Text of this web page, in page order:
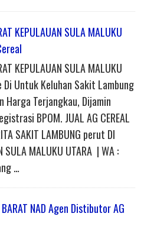
KEPULAUAN SULA MALUKU
KEPULAUAN SULA MALUKU
Di Untuk Keluhan Sakit Lambung
Harga Terjangkau, Dijamin
BPOM. JUAL AG CEREAL
SAKIT LAMBUNG perut DI
SULA MALUKU UTARA | WA :
…
NAD Agen Distibutor AG